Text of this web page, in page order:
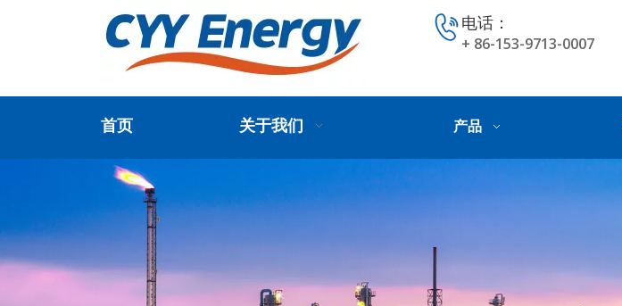
电话：
+ 86-153-9713-0007
首页 关于我们 产品